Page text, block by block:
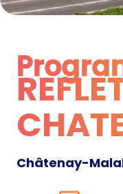
Châtenay-